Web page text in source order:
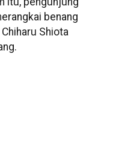
benang
Shiota